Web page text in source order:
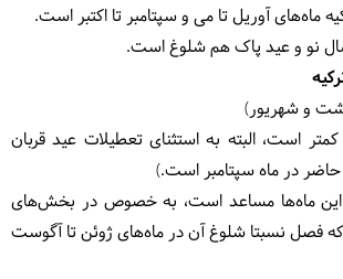
ماه‌های آوریل تا می و سپتامبر تا اکتبر است.
نو و عید پاک هم شلوغ است.
و شهریور)
است، البته به استثنای تعطیلات عید قربان
در ماه سپتامبر است.)
این ماه‌ها مساعد است، به خصوص در بخش‌های
فصل نسبتا شلوغ آن در ماه‌های ژوئن تا آگوست